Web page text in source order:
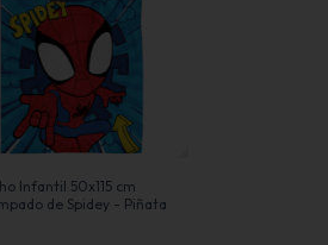
Infantil 50x115 cm
de Spidey - Piñata